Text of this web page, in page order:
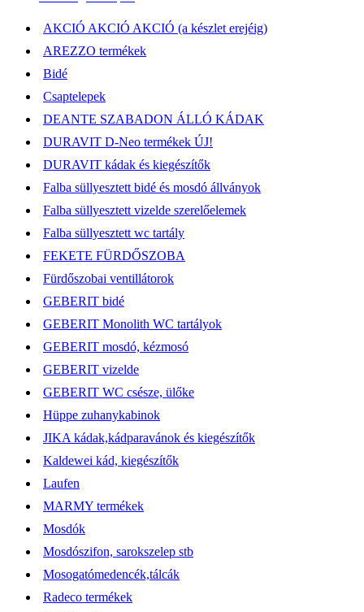
AKCIÓ AKCIÓ AKCIÓ (a készlet erejéig)
AREZZO termékek
Bidé
Csaptelepek
DEANTE SZABADON ÁLLÓ KÁDAK
DURAVIT D-Neo termékek ÚJ!
DURAVIT kádak és kiegészítők
Falba süllyesztett bidé és mosdó állványok
Falba süllyesztett vizelde szerelőelemek
Falba süllyesztett wc tartály
FEKETE FÜRDŐSZOBA
Fürdőszobai ventillátorok
GEBERIT bidé
GEBERIT Monolith WC tartályok
GEBERIT mosdó, kézmosó
GEBERIT vizelde
GEBERIT WC csésze, ülőke
Hüppe zuhanykabinok
JIKA kádak,kádparavánok és kiegészítők
Kaldewei kád, kiegészítők
Laufen
MARMY termékek
Mosdók
Mosdószifon, sarokszelep stb
Mosogatómedencék,tálcák
Radeco termékek